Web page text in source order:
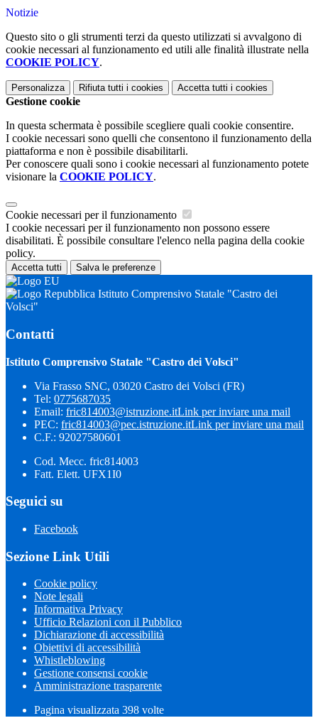
Notizie
Questo sito o gli strumenti terzi da questo utilizzati si avvalgono di
cookie necessari al funzionamento ed utili alle finalità illustrate nella
COOKIE POLICY.
Personalizza Rifiuta tutti i cookies Accetta tutti i cookies
Gestione cookie
In questa schermata è possibile scegliere quali cookie consentire.
I cookie necessari sono quelli che consentono il funzionamento della
piattaforma e non è possibile disabilitarli.
Per conoscere quali sono i cookie necessari al funzionamento potete
visionare la COOKIE POLICY.
Cookie necessari per il funzionamento
I cookie necessari per il funzionamento non possono essere
disabilitati. È possibile consultare l'elenco nella pagina della cookie
policy.
Accetta tutti Salva le preferenze
Istituto Comprensivo Statale "Castro dei
Volsci"
Contatti
Istituto Comprensivo Statale "Castro dei Volsci"
Via Frasso SNC, 03020 Castro dei Volsci (FR)
Tel: 0775687035
Email: fric814003@istruzione.itLink per inviare una mail
PEC: fric814003@pec.istruzione.itLink per inviare una mail
C.F.: 92027580601
Cod. Mecc. fric814003
Fatt. Elett. UFX1I0
Seguici su
Facebook
Sezione Link Utili
Cookie policy
Note legali
Informativa Privacy
Ufficio Relazioni con il Pubblico
Dichiarazione di accessibilità
Obiettivi di accessibilità
Whistleblowing
Gestione consensi cookie
Amministrazione trasparente
Pagina visualizzata 398 volte